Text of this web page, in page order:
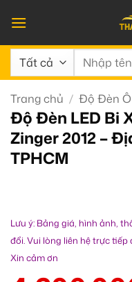
qua
nội
dung
Tìm
Trang chủ / Độ Đèn Ô
Độ Đèn LED Bi
Zinger 2012 –
TPHCM
Lưu ý: Bảng giá, hình ảnh,
đổi. Vui lòng liên hệ trực
Xin cảm ơn